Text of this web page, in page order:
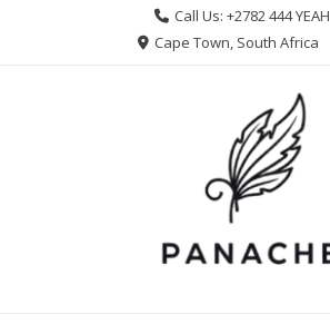
Call Us: +2782 444 YEAH
Cape Town, South Africa